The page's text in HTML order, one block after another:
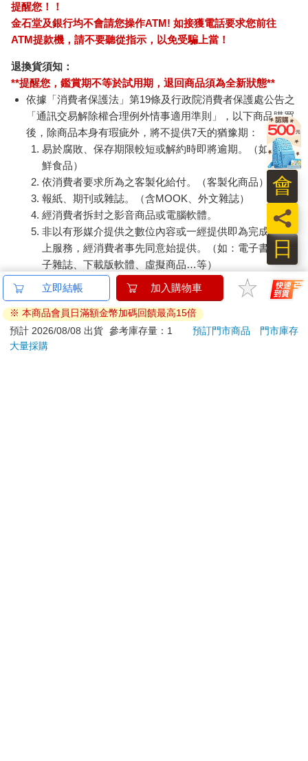
提醒您！！
金石堂及銀行均不會請您操作ATM! 如接獲電話要求您前往
ATM提款機，請不要聽從指示，以免受騙上當！
退換貨須知：
**提醒您，鑑賞期不等於試用期，退回商品須為全新狀態**
依據「消費者保護法」第19條及行政院消費者保護處公告之
「通訊交易解除權合理例外情事適用準則」，以下商品購買
後，除商品本身有瑕疵外，將不提供7天的猶豫期：
易於腐敗、保存期限較短或解約時即將逾期。（如：生
鮮食品）
依消費者要求所為之客製化給付。（客製化商品）
報紙、期刊或雜誌。（含MOOK、外文雜誌）
經消費者拆封之影音商品或電腦軟體。
非以有形媒介提供之數位內容或一經提供即為完成之線
上服務，經消費者事先同意始提供。（如：電子書、電
子雜誌、下載版軟體、虛擬商品…等）
已拆封之個人衛生用品。（如：內衣褲、刮鬍刀、除毛
若非上列種類商品，均享有到貨7天的猶豫期（含例假
日）。
辦理退換貨時，商品（組合商品恕無法接受單獨退貨）必須
立即結帳 加入購物車
※ 本商品會員日滿額金幣加碼回饋最高15倍
預計 2026/08/08 出貨 參考庫存量：1 預訂門市商品
門市庫存
大量採購
日
員
會